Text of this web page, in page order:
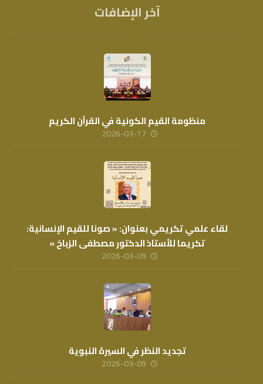
آخر الإضافات
منظومة القيم الكونية في القرآن الكريم
2026-03-17
لقاء علمي تكريمي بعنوان: « صونا للقيم الإنسانية:
تكريما للأستاذ الدكتور مصطفى الزباخ »
2026-03-09
تجديد النظر في السيرة النبوية
2026-03-09